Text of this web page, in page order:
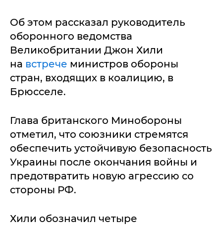
Об этом рассказал руководитель
оборонного ведомства
Великобритании Джон Хили
на встрече министров обороны
стран, входящих в коалицию, в
Брюсселе.
Глава британского Минобороны
отметил, что союзники стремятся
обеспечить устойчивую безопасность
Украины после окончания войны и
предотвратить новую агрессию со
стороны РФ.
Хили обозначил четыре